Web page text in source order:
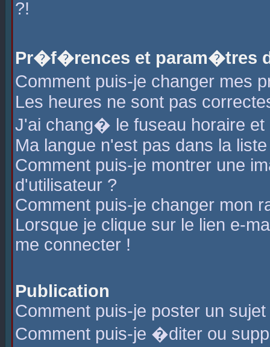
?!
Pr�f�rences et param�tres
Comment puis-je changer mes
Les heures ne sont pas
J'ai chang� le fuseau horaire
Ma langue n'est pas dans la
Comment puis-je montrer une
d'utilisateur ?
Comment puis-je changer mon
Lorsque je clique sur le lien e-
me connecter !
Publication
Comment puis-je poster un
Comment puis-je �diter ou